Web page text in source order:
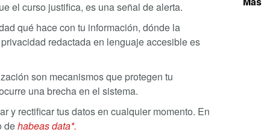
el curso justifica, es una señal de alerta.
qué hace con tu información, dónde la
redactada en lenguaje accesible es
son mecanismos que protegen tu
una brecha en el sistema.
y rectificar tus datos en cualquier momento. En
dehabeas data*.